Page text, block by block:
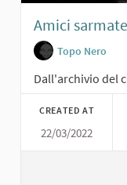
Amici
Topo Nero
Dall'archivio del
CREATED AT
22/03/2022